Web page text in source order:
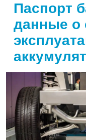
Паспорт
данные о